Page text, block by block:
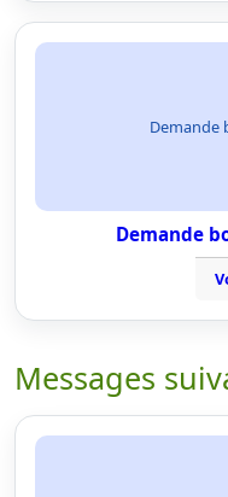
Demande
Demande
Messages